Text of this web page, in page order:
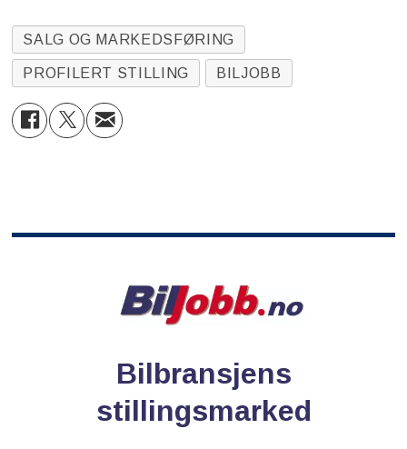
SALG OG MARKEDSFØRING
PROFILERT STILLING BILJOBB
Bilbransjens
stillingsmarked